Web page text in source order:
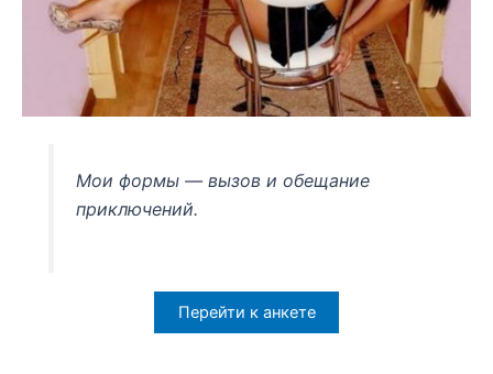
Мои формы — вызов и обещание
приключений.
Перейти к анкете